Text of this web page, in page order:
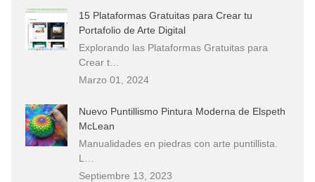
15 Plataformas Gratuitas para Crear tu
Portafolio de Arte Digital
Explorando las Plataformas Gratuitas para
Crear t…
Marzo 01, 2024
Nuevo Puntillismo Pintura Moderna de Elspeth
McLean
Manualidades en piedras con arte puntillista.
L…
Septiembre 13, 2023